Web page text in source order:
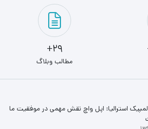
29+
مطالب وبلاگ
استرالیا: اپل واچ نقش مهمی در موفقیت ما